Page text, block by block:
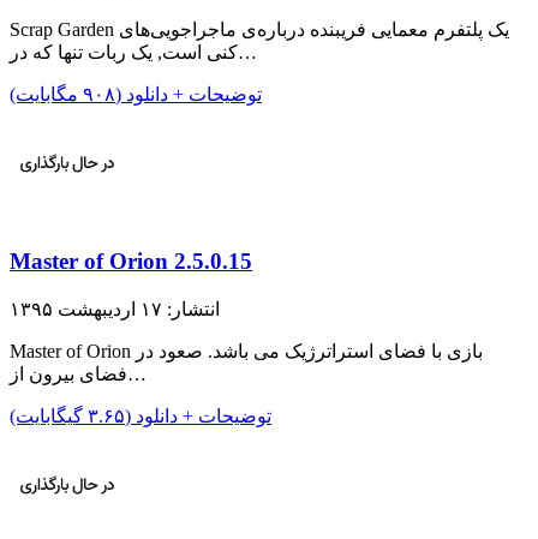
Scrap Garden یک پلتفرم معمایی فریبنده درباره‌ی ماجراجویی‌های
کنی است, یک ربات تنها که در…
توضیحات + دانلود (۹۰۸ مگابایت)
Master of Orion 2.5.0.15
انتشار: ۱۷ اردیبهشت ۱۳۹۵
Master of Orion بازی با فضای استراترژیک می باشد. صعود در
فضای بیرون از…
توضیحات + دانلود (۳.۶۵ گیگابایت)